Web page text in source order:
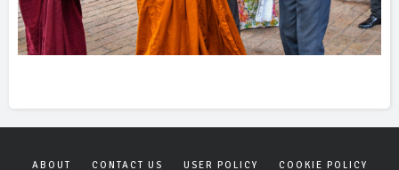
ABOUT CONTACT US USER POLICY COOKIE POLICY